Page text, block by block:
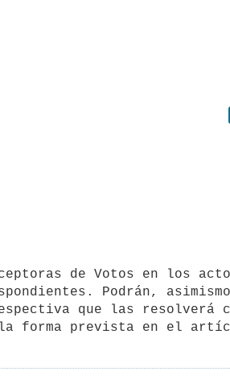
Podrán,
que las resolverá